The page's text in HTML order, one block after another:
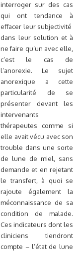
interroger sur des cas
qui ont tendance à
effacer leur subjectivité
dans leur solution et à
ne faire qu’un avec elle,
c’est le cas de
l’anorexie. Le sujet
anorexique a cette
particularité de se
présenter devant les
intervenants
thérapeutes comme si
elle avait vécu avec son
trouble dans une sorte
de lune de miel, sans
demande et en rejetant
le transfert, à quoi se
rajoute également la
méconnaissance de sa
condition de malade.
Ces indicateurs dont les
cliniciens tiendront
compte – l’état de lune